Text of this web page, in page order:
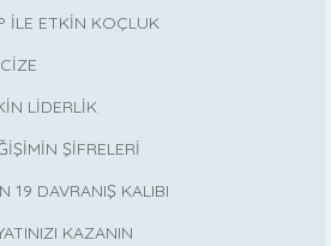
İLE ETKİN KOÇLUK
LİDERLİK
ŞİFRELERİ
19 DAVRANIŞ KALIBI
KAZANIN